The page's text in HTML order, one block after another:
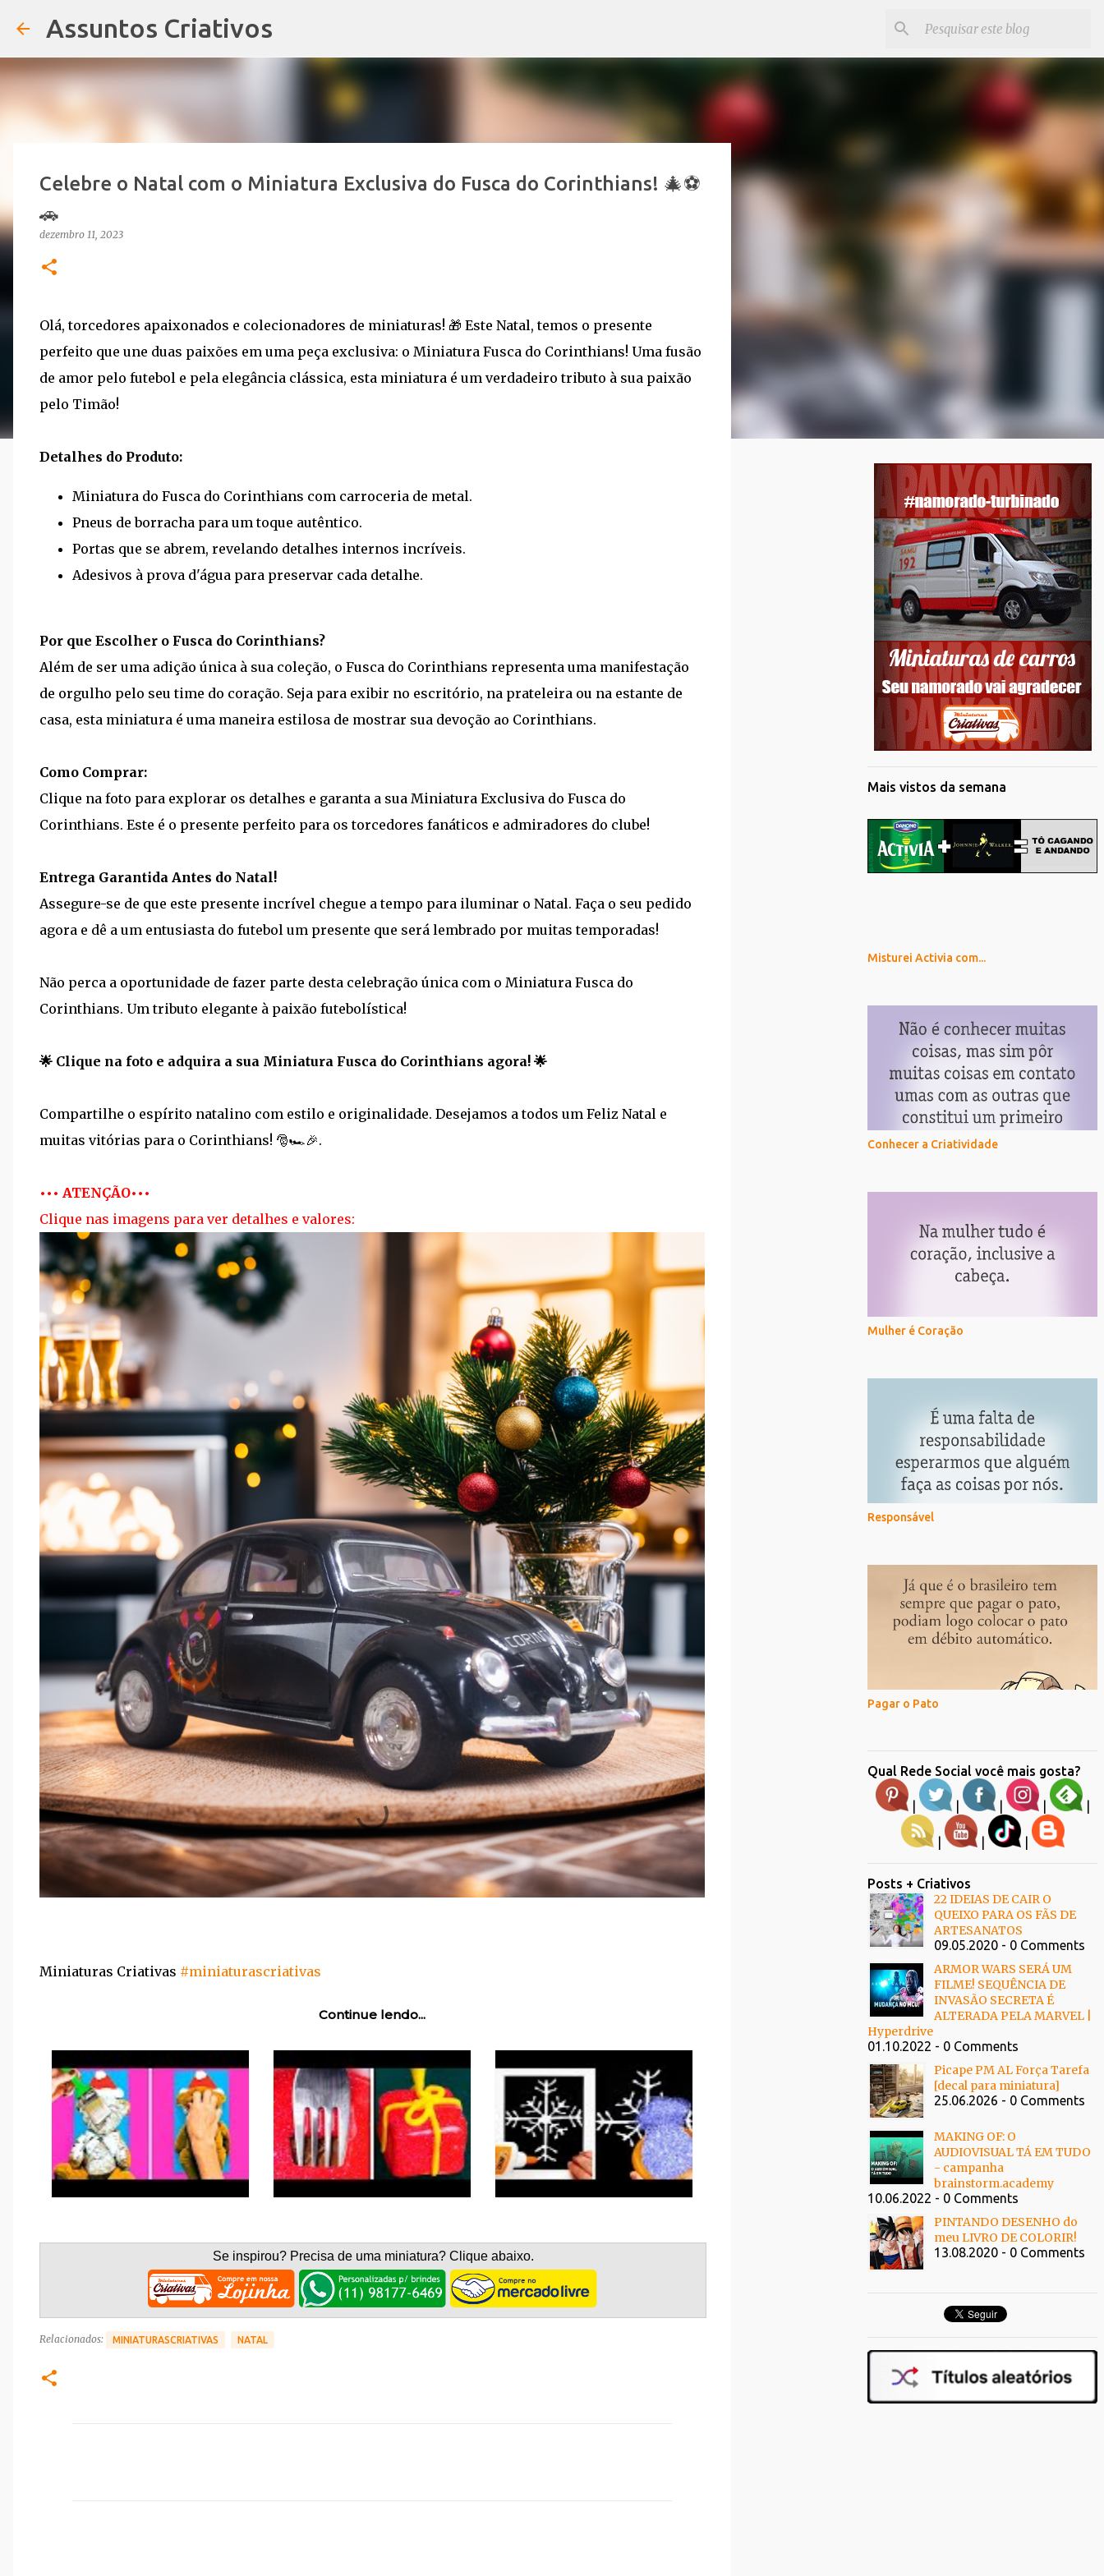
Assuntos Criativos
Celebre o Natal com o Miniatura Exclusiva do Fusca do Corinthians! 🎄⚽
🚗
dezembro 11, 2023
Olá, torcedores apaixonados e colecionadores de miniaturas! 🎁 Este Natal, temos o presente
perfeito que une duas paixões em uma peça exclusiva: o Miniatura Fusca do Corinthians! Uma fusão
de amor pelo futebol e pela elegância clássica, esta miniatura é um verdadeiro tributo à sua paixão
pelo Timão!
Detalhes do Produto:
Miniatura do Fusca do Corinthians com carroceria de metal.
Pneus de borracha para um toque autêntico.
Portas que se abrem, revelando detalhes internos incríveis.
Adesivos à prova d'água para preservar cada detalhe.
Por que Escolher o Fusca do Corinthians?
Além de ser uma adição única à sua coleção, o Fusca do Corinthians representa uma manifestação
de orgulho pelo seu time do coração. Seja para exibir no escritório, na prateleira ou na estante de
casa, esta miniatura é uma maneira estilosa de mostrar sua devoção ao Corinthians.
Como Comprar:
Clique na foto para explorar os detalhes e garanta a sua Miniatura Exclusiva do Fusca do
Corinthians. Este é o presente perfeito para os torcedores fanáticos e admiradores do clube!
Entrega Garantida Antes do Natal!
Assegure-se de que este presente incrível chegue a tempo para iluminar o Natal. Faça o seu pedido
agora e dê a um entusiasta do futebol um presente que será lembrado por muitas temporadas!
Não perca a oportunidade de fazer parte desta celebração única com o Miniatura Fusca do
Corinthians. Um tributo elegante à paixão futebolística!
🌟 Clique na foto e adquira a sua Miniatura Fusca do Corinthians agora! 🌟
Compartilhe o espírito natalino com estilo e originalidade. Desejamos a todos um Feliz Natal e
muitas vitórias para o Corinthians! 🎅🏎️🎉.
••• ATENÇÃO•••
Clique nas imagens para ver detalhes e valores:
Miniaturas Criativas #miniaturascriativas
Continue lendo...
Se inspirou? Precisa de uma miniatura? Clique abaixo.
Relacionados: MINIATURASCRIATIVAS NATAL
Mais vistos da semana
Misturei Activia com...
Conhecer a Criatividade
Mulher é Coração
Responsável
Pagar o Pato
Qual Rede Social você mais gosta?
| | | | |
| | |
Posts + Criativos
22 IDEIAS DE CAIR O
QUEIXO PARA OS FÃS DE
ARTESANATOS
09.05.2020 - 0 Comments
ARMOR WARS SERÁ UM
FILME! SEQUÊNCIA DE
INVASÃO SECRETA É
ALTERADA PELA MARVEL |
Hyperdrive
01.10.2022 - 0 Comments
Picape PM AL Força Tarefa
[decal para miniatura]
25.06.2026 - 0 Comments
MAKING OF: O
AUDIOVISUAL TÁ EM TUDO
- campanha
brainstorm.academy
10.06.2022 - 0 Comments
PINTANDO DESENHO do
meu LIVRO DE COLORIR!
13.08.2020 - 0 Comments